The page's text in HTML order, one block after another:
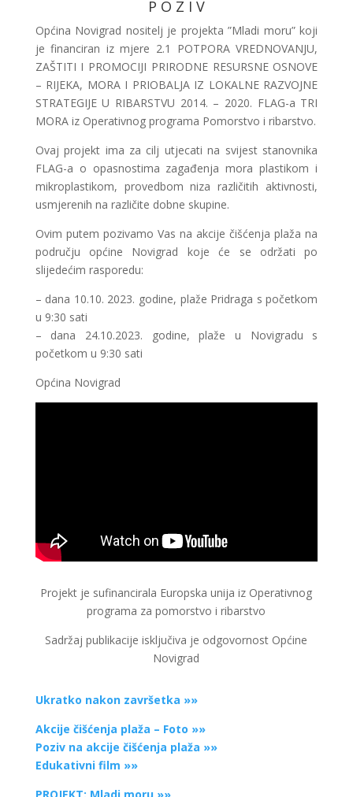
P O Z I V
Općina Novigrad nositelj je projekta ”Mladi moru” koji
je financiran iz mjere 2.1 POTPORA VREDNOVANJU,
ZAŠTITI I PROMOCIJI PRIRODNE RESURSNE OSNOVE
– RIJEKA, MORA I PRIOBALJA IZ LOKALNE RAZVOJNE
STRATEGIJE U RIBARSTVU 2014. – 2020. FLAG-a TRI
MORA iz Operativnog programa Pomorstvo i ribarstvo.
Ovaj projekt ima za cilj utjecati na svijest stanovnika
FLAG-a o opasnostima zagađenja mora plastikom i
mikroplastikom, provedbom niza različitih aktivnosti,
usmjerenih na različite dobne skupine.
Ovim putem pozivamo Vas na akcije čišćenja plaža na
području općine Novigrad koje će se održati po
slijedećim rasporedu:
– dana 10.10. 2023. godine, plaže Pridraga s početkom
u 9:30 sati
– dana 24.10.2023. godine, plaže u Novigradu s
početkom u 9:30 sati
Općina Novigrad
Projekt je sufinancirala Europska unija iz Operativnog
programa za pomorstvo i ribarstvo
Sadržaj publikacije isključiva je odgovornost Općine
Novigrad
Ukratko nakon završetka »»
Akcije čišćenja plaža – Foto »»
Poziv na akcije čišćenja plaža »»
Edukativni film »»
PROJEKT: Mladi moru »»